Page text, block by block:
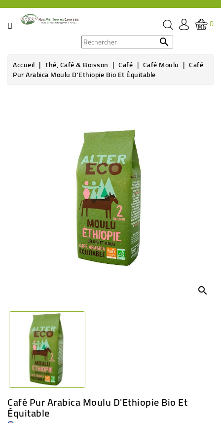
CATÉGORIE
ÉPICERIE
0

Accueil Thé, Café & Boisson Café Café Moulu Café
Pur Arabica Moulu D'Ethiopie Bio Et Équitable
search
Café Pur Arabica Moulu D'Ethiopie Bio Et
Équitable